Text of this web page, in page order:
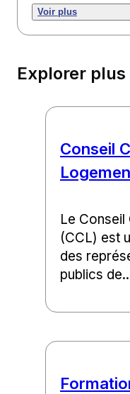
Voir plus
Explorer
Conseil
Le
(CCL) est
des
publics